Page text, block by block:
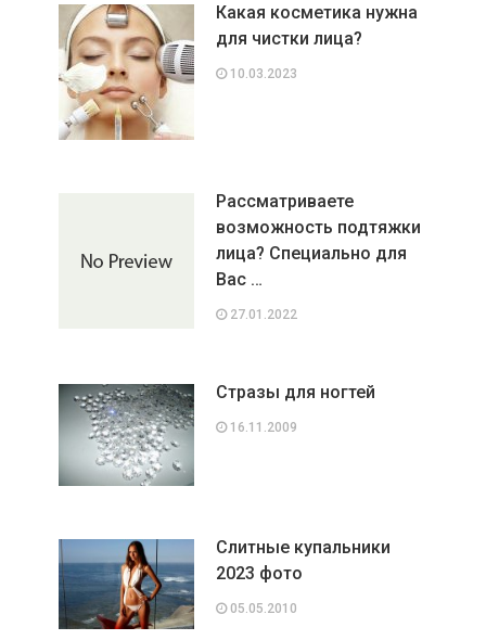
Какая косметика нужна
для чистки лица?
10.03.2023
Рассматриваете
возможность подтяжки
лица? Специально для
Вас …
27.01.2022
Стразы для ногтей
16.11.2009
Слитные купальники
2023 фото
05.05.2010